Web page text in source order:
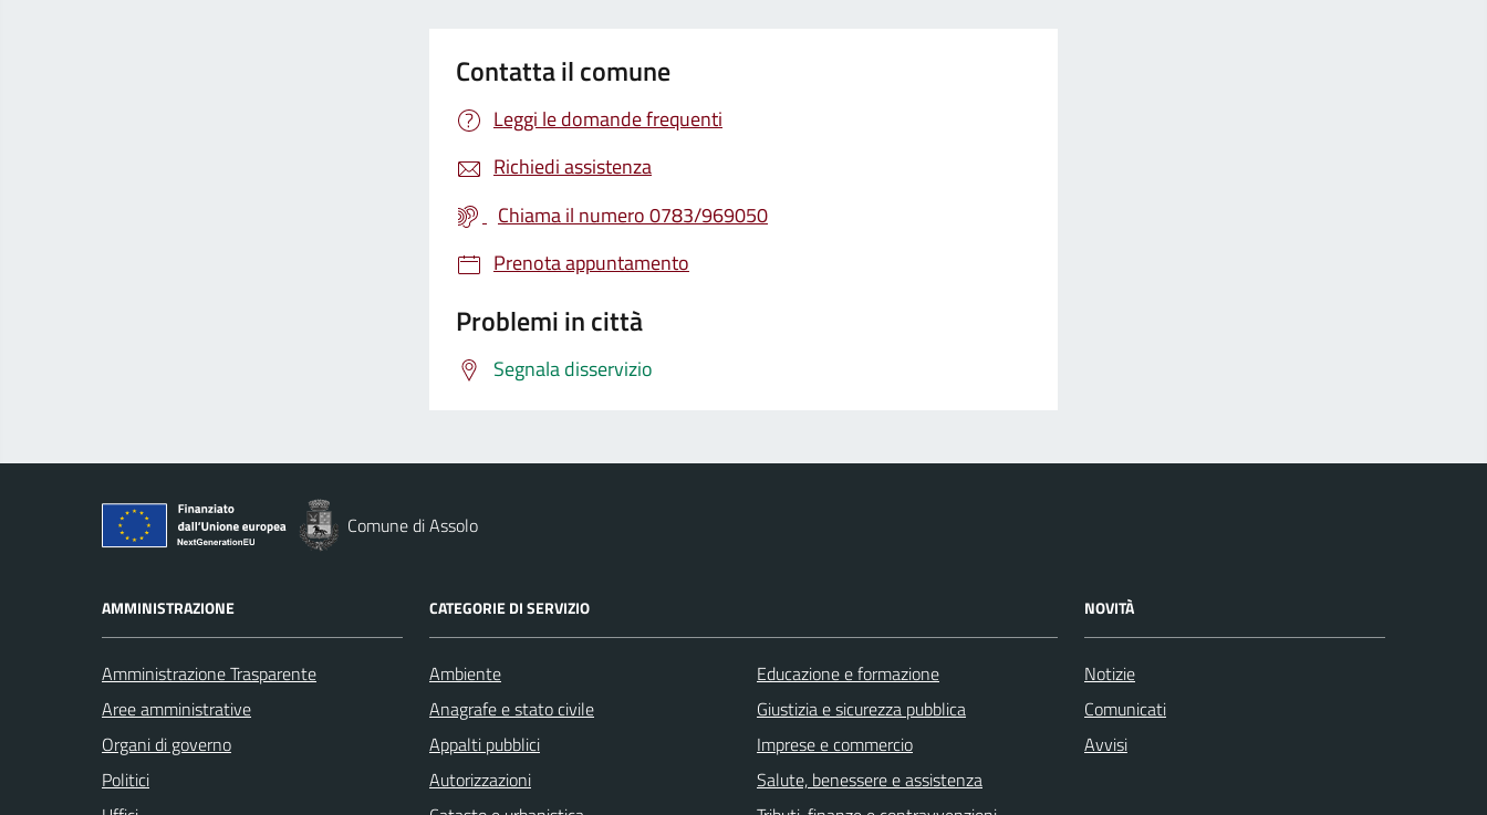
Contatta il comune
Leggi le domande frequenti
Richiedi assistenza
Chiama il numero 0783/969050
Prenota appuntamento
Problemi in città
Segnala disservizio
Comune di Assolo
AMMINISTRAZIONE
Amministrazione Trasparente
Aree amministrative
Organi di governo
Politici
CATEGORIE DI SERVIZIO
Ambiente
Anagrafe e stato civile
Appalti pubblici
Autorizzazioni
Educazione e formazione
Giustizia e sicurezza pubblica
Imprese e commercio
Salute, benessere e assistenza
NOVITÀ
Notizie
Comunicati
Avvisi